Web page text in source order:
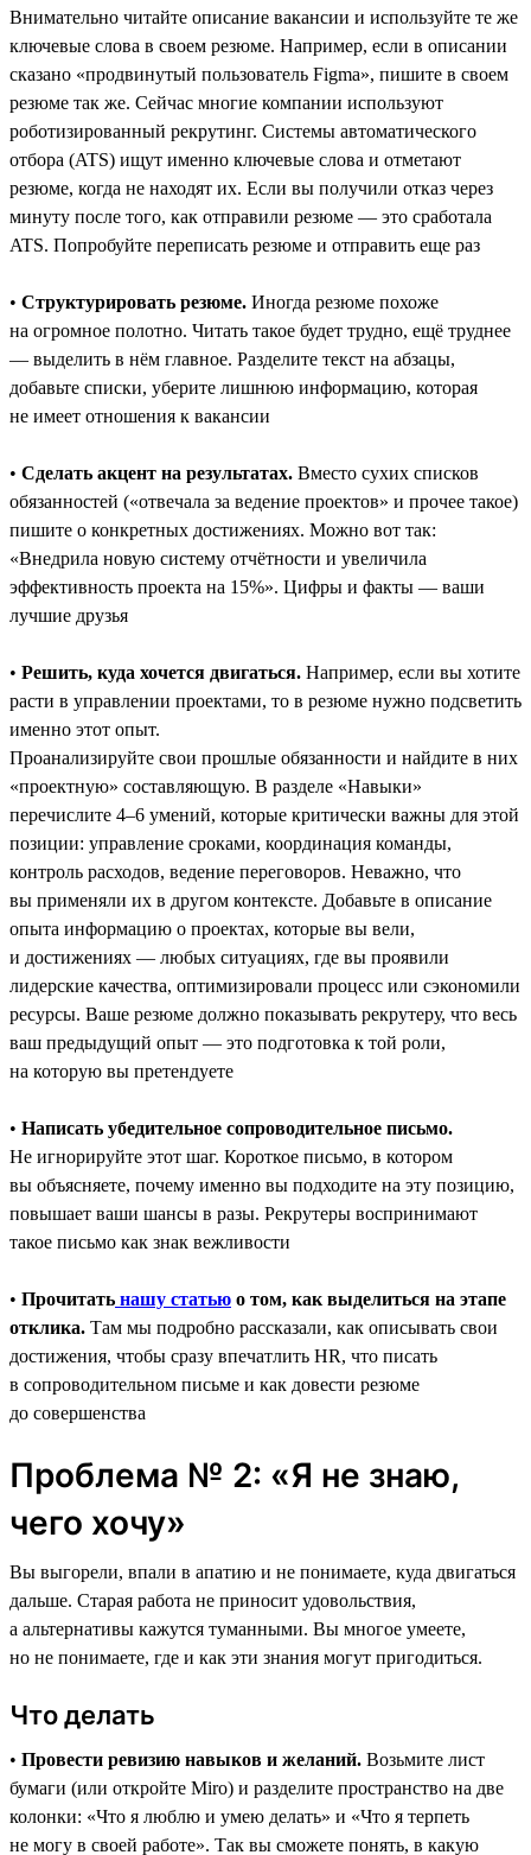
Внимательно читайте описание вакансии и используйте те же
ключевые слова в своем резюме. Например, если в описании
сказано «продвинутый пользователь Figma», пишите в своем
резюме так же. Сейчас многие компании используют
роботизированный рекрутинг. Системы автоматического
отбора (ATS) ищут именно ключевые слова и отметают
резюме, когда не находят их. Если вы получили отказ через
минуту после того, как отправили резюме ― это сработала
ATS. Попробуйте переписать резюме и отправить еще раз
• Структурировать резюме. Иногда резюме похоже
на огромное полотно. Читать такое будет трудно, ещё труднее
― выделить в нём главное. Разделите текст на абзацы,
добавьте списки, уберите лишнюю информацию, которая
не имеет отношения к вакансии
• Сделать акцент на результатах. Вместо сухих списков
обязанностей («отвечала за ведение проектов» и прочее такое)
пишите о конкретных достижениях. Можно вот так:
«Внедрила новую систему отчётности и увеличила
эффективность проекта на 15%». Цифры и факты — ваши
лучшие друзья
• Решить, куда хочется двигаться. Например, если вы хотите
расти в управлении проектами, то в резюме нужно подсветить
именно этот опыт.
Проанализируйте свои прошлые обязанности и найдите в них
«проектную» составляющую. В разделе «Навыки»
перечислите 4–6 умений, которые критически важны для этой
позиции: управление сроками, координация команды,
контроль расходов, ведение переговоров. Неважно, что
вы применяли их в другом контексте. Добавьте в описание
опыта информацию о проектах, которые вы вели,
и достижениях ― любых ситуациях, где вы проявили
лидерские качества, оптимизировали процесс или сэкономили
ресурсы. Ваше резюме должно показывать рекрутеру, что весь
ваш предыдущий опыт — это подготовка к той роли,
на которую вы претендуете
• Написать убедительное сопроводительное письмо.
Не игнорируйте этот шаг. Короткое письмо, в котором
вы объясняете, почему именно вы подходите на эту позицию,
повышает ваши шансы в разы. Рекрутеры воспринимают
такое письмо как знак вежливости
• Прочитать нашу статью о том, как выделиться на этапе
отклика. Там мы подробно рассказали, как описывать свои
достижения, чтобы сразу впечатлить HR, что писать
в сопроводительном письме и как довести резюме
до совершенства
Проблема № 2: «Я не знаю,
чего хочу»
Вы выгорели, впали в апатию и не понимаете, куда двигаться
дальше. Старая работа не приносит удовольствия,
а альтернативы кажутся туманными. Вы многое умеете,
но не понимаете, где и как эти знания могут пригодиться.
Что делать
• Провести ревизию навыков и желаний. Возьмите лист
бумаги (или откройте Miro) и разделите пространство на две
колонки: «Что я люблю и умею делать» и «Что я терпеть
не могу в своей работе». Так вы сможете понять, в какую